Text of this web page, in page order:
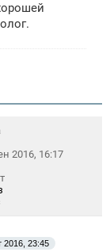
2016, 16:17
2016, 23:45